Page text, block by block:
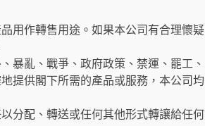
用作轉售用途。如果本公司有合理懷疑
暴亂、戰爭、政府政策、禁運、罷工、
提供閣下所需的產品或服務，本公司均
分配、轉送或任何其他形式轉讓給任何